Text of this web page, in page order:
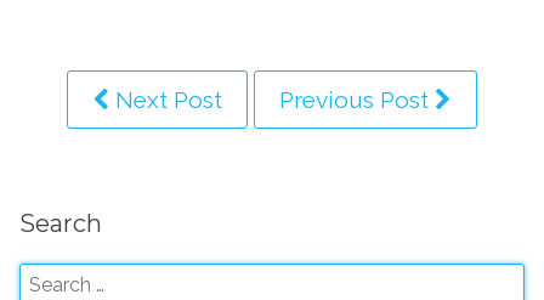
Next Post Previous Post
Search